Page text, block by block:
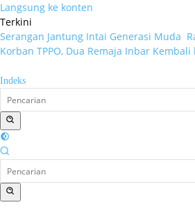
Langsung ke konten
Terkini
Serangan Jantung Intai Generasi Muda
Korban TPPO, Dua Remaja Inbar Kembali
Indeks